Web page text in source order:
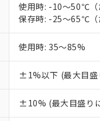
使用時: -10～50℃（
保存時: -25～65℃（
使用時: 35～85%
±1%以下 (最大目盛
±10% (最大目盛り
ご
※1 対
対応予
調査・
非該当
仕入先
※1